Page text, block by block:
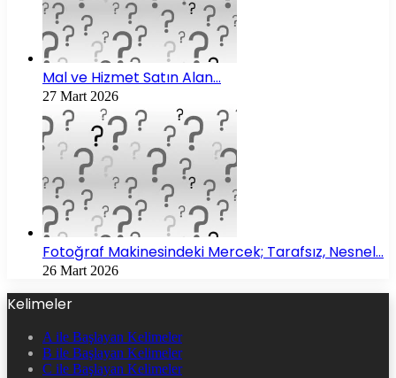
Mal ve Hizmet Satın Alan…
27 Mart 2026
Fotoğraf Makinesindeki Mercek; Tarafsız, Nesnel…
26 Mart 2026
Kelimeler
A ile Başlayan Kelimeler
B ile Başlayan Kelimeler
C ile Başlayan Kelimeler